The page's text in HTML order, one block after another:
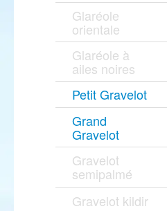
Glaréole
orientale
Glaréole à
ailes noires
Petit Gravelot
Grand
Gravelot
Gravelot
semipalmé
Gravelot kildir